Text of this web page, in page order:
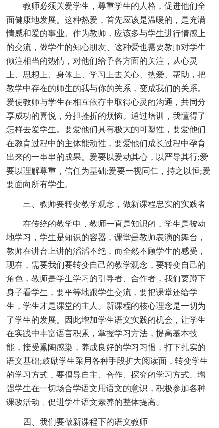
教师必须关爱学生，尊重学生的人格，促进他们全
面健康地发展。这种热爱，首先应该是温暖的，是充满
情感和爱的事业。作为教师，应该多与学生进行情感上
的交流，做学生的知心朋友、这种爱也需要教师对学生
倾注相当的热情，对他们给予各方面的关注，从心灵
上、思想上、身体上、学习上去关心、热爱、帮助，把
教学中存在的师生的我与你的关系，变成我们的关系。
爱使教师与学生在相互依存中取得心灵的沟通，共同分
享成功的喜悦，分担挫折的烦恼。通过培训，我懂得了
怎样去爱学生。要爱他们具有极大的可塑性，要爱他们
在教育过程中的主体能动性，要爱他们成长过程中孕育
出来的一串串的成果。爱要以爱动其心，以严导其行;爱
要以理解尊重，信任为基础;爱要一视同仁，持之以恒;爱
要面向所有学生。
三、教师要转变教学观念，做新课程忠实的实践者
在传统的教学中，教师一直是知识的，学生是被动
地学习，学生是知识的容器，课堂是教师表演的舞台，
教师在讲台上讲的滔滔不绝，而全然不顾学生的感受，
现在，需要我们要转变自己的教学观念，要转变自己的
角色，教师是学生学习的引导者、合作者，我们要蹲下
身子看学生，要平等地跟学生交流，要把课堂还给学
生，学生才是课堂的主人。新课程的核心理念是一切为
了学生的发展。因此增加学生语文实践的机会，让学生
在实践中丰富语言积累，掌握学习方法，提高基本技
能，接受熏陶感染，养成良好的学习习惯，打下扎实的
语文基础;鼓励学生采用各种手段扩大阅读面，转变学生
的学习方式，要倡导自主、合作、探究的学习方式。增
强学生在一切场合学语文用语文的意识，积极参加各种
课改活动，促进学生语文素养的整体提高。
四、我们要做新课程下的语文教师